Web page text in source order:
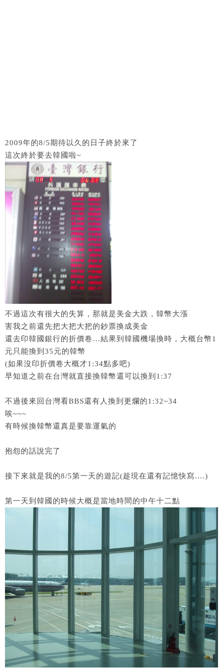
2009年的8/5期待以久的日子終於來了
這次終於要去韓國啦~
不過這次有很大的失算，那就是美金大跌，韓幣大漲
害我之前還先把大把大把的鈔票換成美金
還去印韓國銀行的折價卷…結果到韓國機場換時，大概台幣1
元只能換到35元的韓幣
(如果沒印折價卷大概才1:34點多吧)
早知道之前在台灣就直接換韓幣還可以換到1:37
不過後來回台灣看BBS還有人換到更爛的1:32~34
唉~~~
有時候換韓幣還真是要靠運氣的
抱怨的話說完了
接下來就是我的8/5第一天的遊記(趁現在還有記憶快寫….)
第一天到韓國的時候大概是當地時間的中午十二點